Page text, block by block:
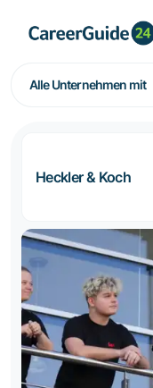
Alle Unternehmen mit
Heckler & Koch